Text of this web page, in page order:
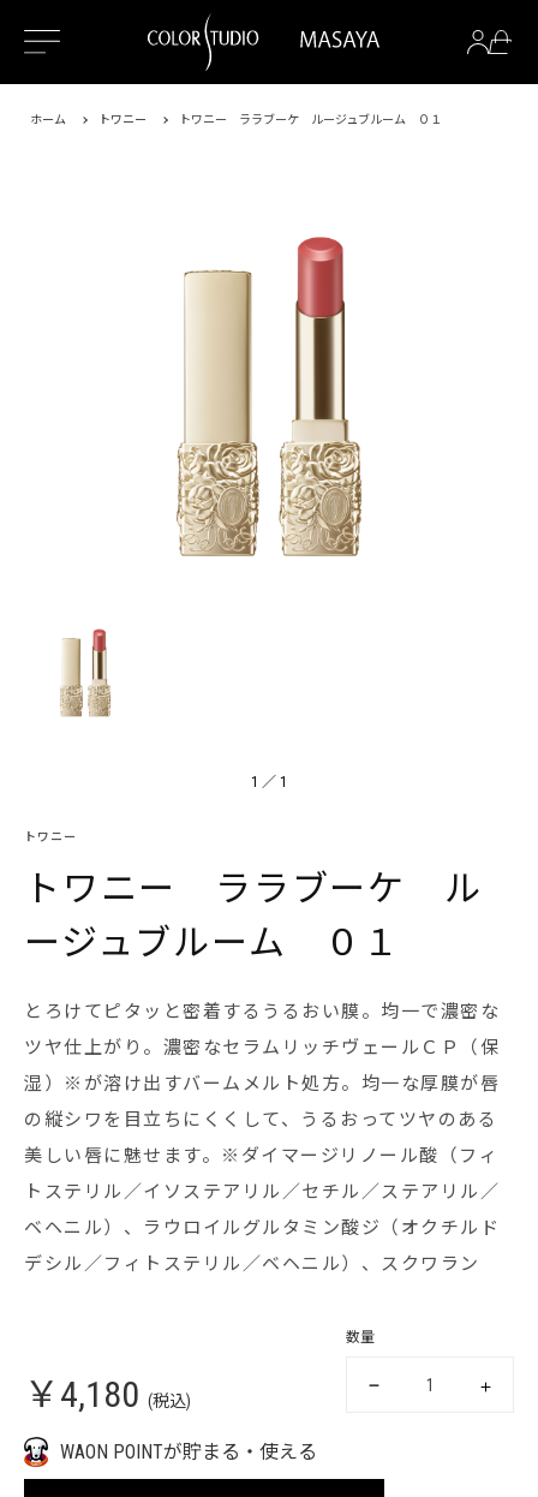
ホーム トワニー トワニー ララブーケ ルージュブルーム ０１
1 ／ 1
トワニー
トワニー ララブーケ ル
ージュブルーム ０１
とろけてピタッと密着するうるおい膜。均一で濃密な
ツヤ仕上がり。濃密なセラムリッチヴェールＣＰ（保
湿）※が溶け出すバームメルト処方。均一な厚膜が唇
の縦シワを目立ちにくくして、うるおってツヤのある
美しい唇に魅せます。※ダイマージリノール酸（フィ
トステリル／イソステアリル／セチル／ステアリル／
ベヘニル）、ラウロイルグルタミン酸ジ（オクチルド
デシル／フィトステリル／ベヘニル）、スクワラン
￥4,180 (税込)
数量
WAON POINTが貯まる・使える